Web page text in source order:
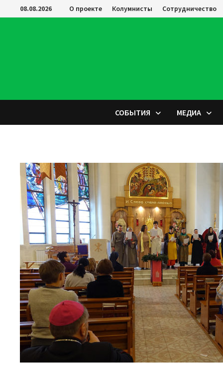
Перейти
к
08.08.2026 О проекте Колумнисты Сотрудничество
СОБЫТИЯ МЕДИА